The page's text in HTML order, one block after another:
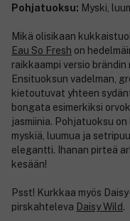
Pohjatuoksu: Myski,
Mikä olisikaan
Eau So Fresh on
raikkaampi versio
Ensituoksun vadelman,
kietoutuvat yhteen
bongata esimerkiksi
jasmiinia. Pohjatuoksu
myskiä, luumua ja
elegantti. Ihanan pirteä
kesään!
Psst! Kurkkaa myös
pirskahteleva Daisy Wild.